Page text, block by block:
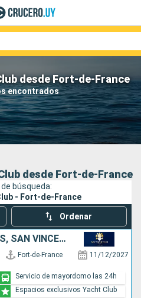
desde Fort-de-France
encontrados
Buscar
desde Fort-de-France
búsqueda:
- Fort-de-France
Ordenar
SANTA LUCIA, BARBADOS, SAN VINCENT Y LAS GRANADINAS, GRENADA
Fort-de-France 11/12/2027
Servicio de mayordomo las 24h
Espacios exclusivos Yacht Club